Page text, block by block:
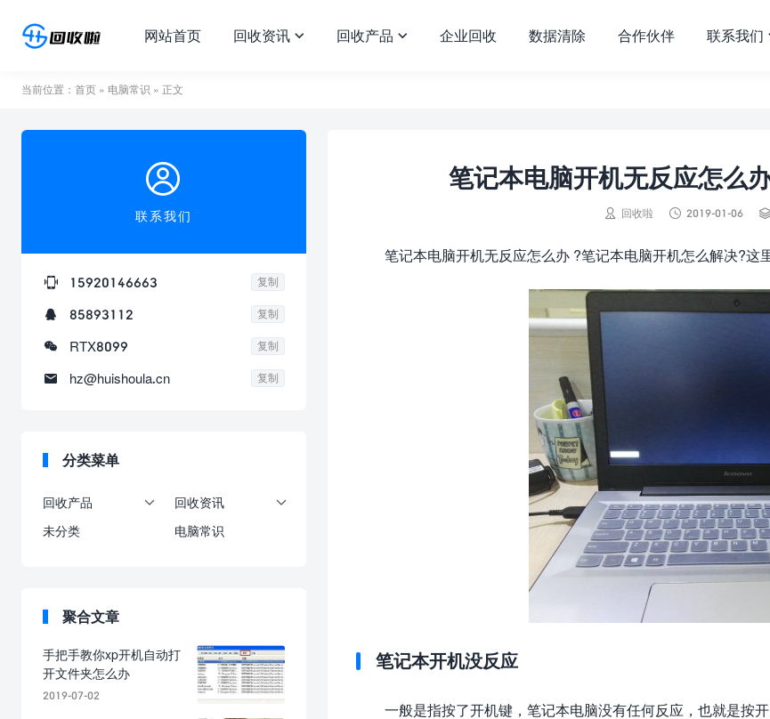
网站首页 回收资讯  回收产品  企业回收 数据清除 合作伙伴 联系我们
当前位置： 首页 » 电脑常识 » 正文
笔记本电脑开机无反应怎么
 回收啦  2019-01-06 
笔记本电脑开机无反应怎么办 ?笔记本电脑开机怎么解决?这
笔记本开机没反应
一般是指按了开机键，笔记本电脑没有任何反应，也就是按

联系我们
 15920146663 复制
 85893112 复制
 RTX8099 复制
 hz@huishoula.cn 复制
分类菜单
回收产品  回收资讯 
未分类 电脑常识
聚合文章
手把手教你xp开机自动打
开文件夹怎么办
2019-07-02